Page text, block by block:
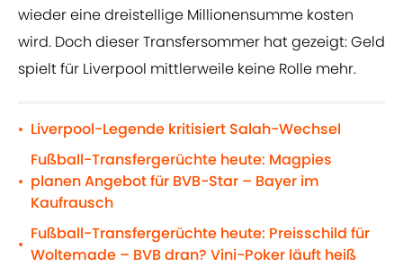
wieder eine dreistellige Millionensumme kosten
wird. Doch dieser Transfersommer hat gezeigt: Geld
spielt für Liverpool mittlerweile keine Rolle mehr.
• Liverpool-Legende kritisiert Salah-Wechsel
•
Fußball-Transfergerüchte heute: Magpies
planen Angebot für BVB-Star – Bayer im
Kaufrausch
•
Fußball-Transfergerüchte heute: Preisschild für
Woltemade – BVB dran? Vini-Poker läuft heiß